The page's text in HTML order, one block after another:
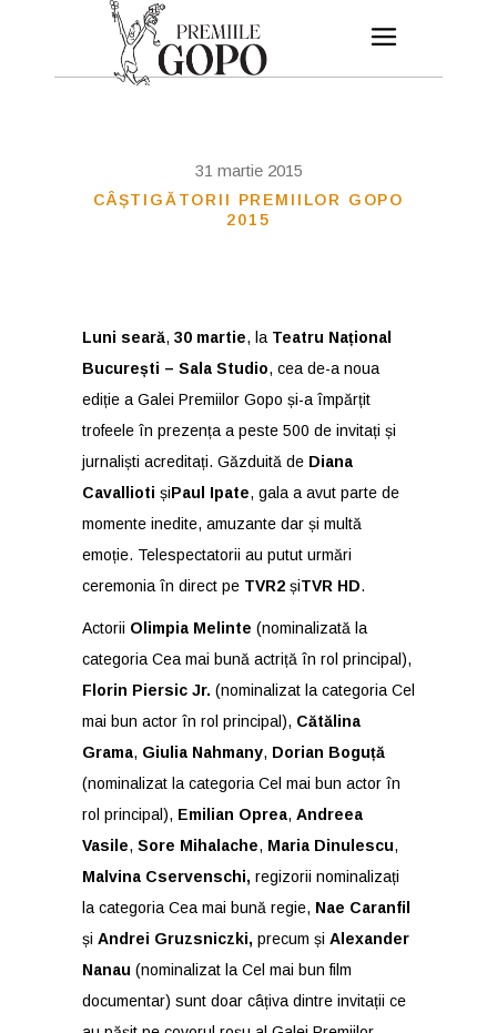
31 martie 2015
CÂȘTIGĂTORII PREMIILOR GOPO
2015
Luni seară, 30 martie, la Teatru Național
București – Sala Studio, cea de-a noua
ediție a Galei Premiilor Gopo și-a împărțit
trofeele în prezența a peste 500 de invitați și
jurnaliști acreditați. Găzduită de Diana
Cavallioti șiPaul Ipate, gala a avut parte de
momente inedite, amuzante dar și multă
emoție. Telespectatorii au putut urmări
ceremonia în direct pe TVR2 șiTVR HD.
Actorii Olimpia Melinte (nominalizată la
categoria Cea mai bună actriță în rol principal),
Florin Piersic Jr. (nominalizat la categoria Cel
mai bun actor în rol principal), Cătălina
Grama, Giulia Nahmany, Dorian Boguță
(nominalizat la categoria Cel mai bun actor în
rol principal), Emilian Oprea, Andreea
Vasile, Sore Mihalache, Maria Dinulescu,
Malvina Cservenschi, regizorii nominalizați
la categoria Cea mai bună regie, Nae Caranfil
și Andrei Gruzsniczki, precum și Alexander
Nanau (nominalizat la Cel mai bun film
documentar) sunt doar câțiva dintre invitații ce